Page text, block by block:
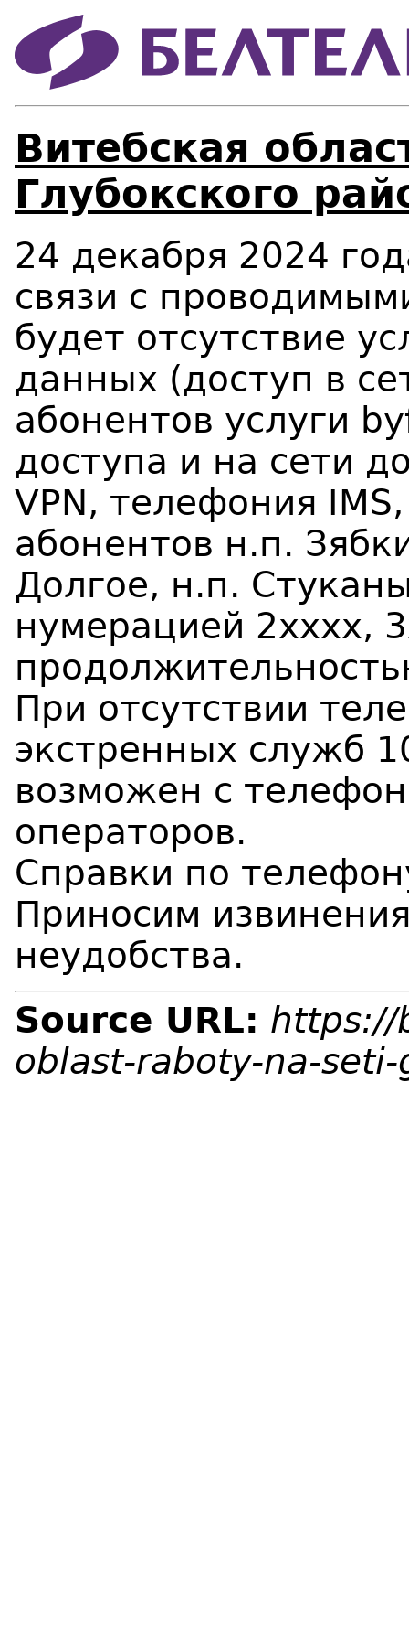
Витебская
Глубокского
24 декабря 2024
связи с
будет отсутствие
данных (доступ в
абонентов услуги
доступа и на сети
VPN, телефония
абонентов н.п.
Долгое, н.п.
нумерацией 2хххх,
При отсутствии
экстренных служб
возможен с
операторов.
Справки по
Приносим
неудобства.
Source URL: https://
oblast-raboty-na-